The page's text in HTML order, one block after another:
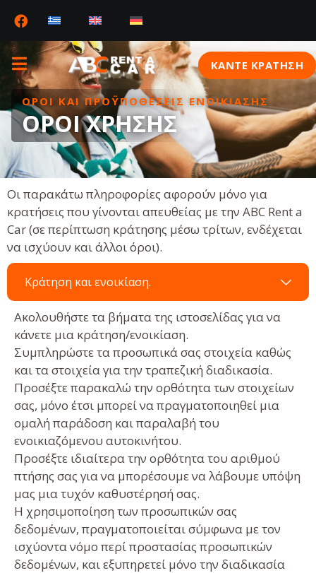
ΚΆΝΤΕ ΚΡΑΤΗΣΗ
ΌΡΟΙ ΚΑΙ ΠΡΟΫΠΟΘΈΣΕΙΣ ΕΝΟΙΚΊΑΣΗΣ
ΌΡΟΙ ΧΡΉΣΗΣ
Οι παρακάτω πληροφορίες αφορούν μόνο για
κρατήσεις που γίνονται απευθείας με την ABC Rent a
Car (σε περίπτωση κράτησης μέσω τρίτων, ενδέχεται
να ισχύουν και άλλοι όροι).
Κράτηση και ενοικίαση.
Ακολουθήστε τα βήματα της ιστοσελίδας για να
κάνετε μια κράτηση/ενοικίαση.
Συμπληρώστε τα προσωπικά σας στοιχεία καθώς
και τα στοιχεία για την τραπεζική διαδικασία.
Προσέξτε παρακαλώ την ορθότητα των στοιχείων
σας, μόνο έτσι μπορεί να πραγματοποιηθεί μια
ομαλή παράδοση και παραλαβή του
ενοικιαζόμενου αυτοκινήτου.
Προσέξτε ιδιαίτερα την ορθότητα του αριθμού
πτήσης σας για να μπορέσουμε να λάβουμε υπόψη
μας μια τυχόν καθυστέρησή σας.
Η χρησιμοποίηση των προσωπικών σας
δεδομένων, πραγματοποιείται σύμφωνα με τον
ισχύοντα νόμο περί προστασίας προσωπικών
δεδομένων, και εξυπηρετεί μόνο την διαδικασία